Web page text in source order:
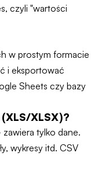
czyli "wartości
w prostym formacie
i eksportować
Sheets czy bazy
XLSX)?
tylko dane.
wykresy itd. CSV